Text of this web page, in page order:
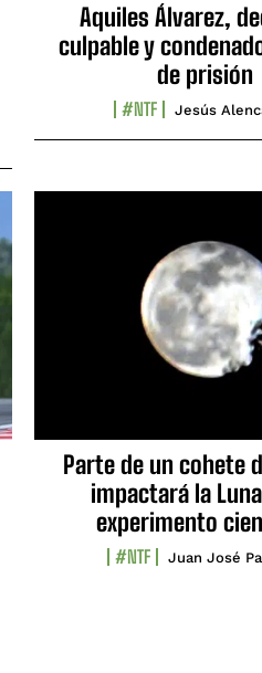
Aquiles Álvarez,
culpable y
de prisión
#NTF Jesús
Parte de un cohete
impactará la
experimento
#NTF Juan José